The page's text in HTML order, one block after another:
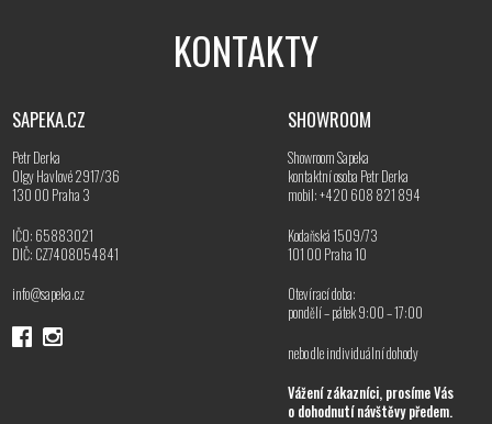
KONTAKTY
SAPEKA.CZ
Petr Derka
Olgy Havlové 2917/36
130 00 Praha 3
IČO: 65883021
DIČ: CZ7408054841
info@sapeka.cz
SHOWROOM
Showroom Sapeka
kontaktní osoba Petr Derka
mobil: +420 608 821 894
Kodaňská 1509/73
101 00 Praha 10
Otevírací doba:
pondělí – pátek 9:00 – 17:00
nebo dle individuální dohody
Vážení zákazníci, prosíme Vás
o dohodnutí návštěvy předem.